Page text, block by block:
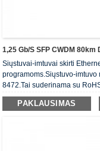
1,25 Gb/s SFP CWDM
Siųstuvai-imtuvai skirti
programoms.Siųstuvo-
8472.Tai suderinama su
PAKLAUSIMAS